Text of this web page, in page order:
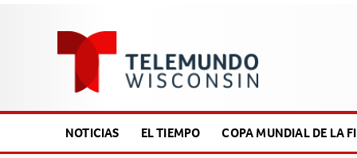
NOTICIAS EL TIEMPO COPA MUNDIAL DE LA